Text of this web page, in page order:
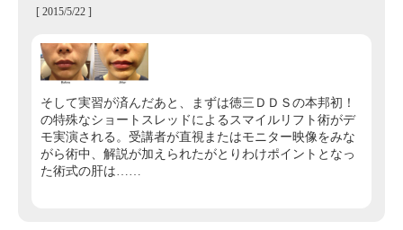
[ 2015/5/22 ]
そして実習が済んだあと、まずは徳三ＤＤＳの本邦初！
の特殊なショートスレッドによるスマイルリフト術がデ
モ実演される。受講者が直視またはモニター映像をみな
がら術中、解説が加えられたがとりわけポイントとなっ
た術式の肝は……